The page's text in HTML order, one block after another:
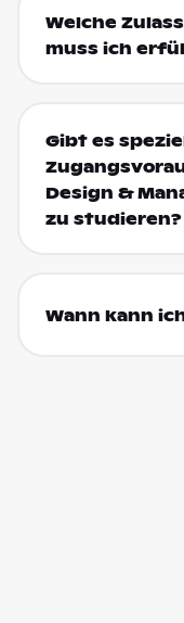
Welche
muss ich
Gibt es
Design &
zu studieren?
Wann kann